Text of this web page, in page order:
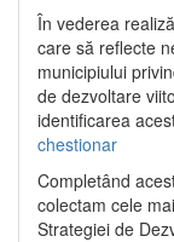
În vederea
care să reflecte
municipiului
de dezvoltare
identificarea
chestionar
Completând
colectam cele
Strategiei de